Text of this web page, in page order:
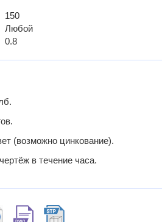
150
Любой
0.8
(возможно цинкование).
в течение часа.